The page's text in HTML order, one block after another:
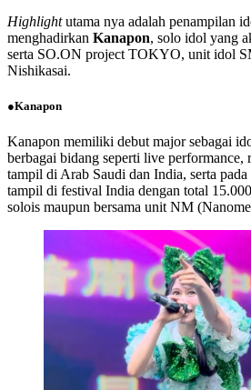
Highlightutama nya adalah penampilan
menghadirkan Kanapon, solo idol yang
serta SO.ON project TOKYO, unit idol
Nishikasai.
●Kanapon
Kanapon memiliki debut major sebagai
berbagai bidang seperti live performance,
tampil di Arab Saudi dan India, serta
tampil di festival India dengan total
solois maupun bersama unit NM